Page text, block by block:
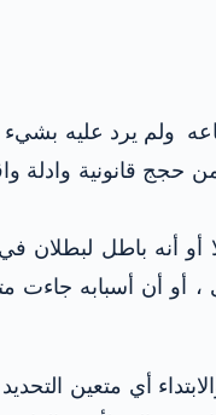
ولم يرد عليه
قانونية وادلة
أنه باطل لبطلان في
أو أن أسبابه جاءت
أي متعين